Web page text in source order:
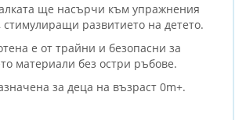
ще насърчи към упражнения
стимулиращи развитието на детето.
е от трайни и безопасни за
материали без остри ръбове.
за деца на възраст 0m+.